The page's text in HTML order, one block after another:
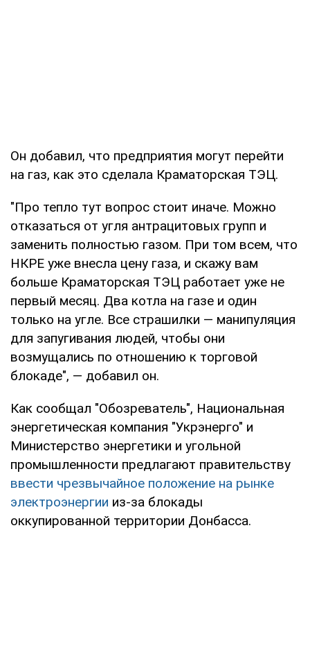
Он добавил, что предприятия могут перейти
на газ, как это сделала Краматорская ТЭЦ.
"Про тепло тут вопрос стоит иначе. Можно
отказаться от угля антрацитовых групп и
заменить полностью газом. При том всем, что
НКРЕ уже внесла цену газа, и скажу вам
больше Краматорская ТЭЦ работает уже не
первый месяц. Два котла на газе и один
только на угле. Все страшилки — манипуляция
для запугивания людей, чтобы они
возмущались по отношению к торговой
блокаде", — добавил он.
Как сообщал "Обозреватель", Национальная
энергетическая компания "Укрэнерго" и
Министерство энергетики и угольной
промышленности предлагают правительству
ввести чрезвычайное положение на рынке
электроэнергии из-за блокады
оккупированной территории Донбасса.